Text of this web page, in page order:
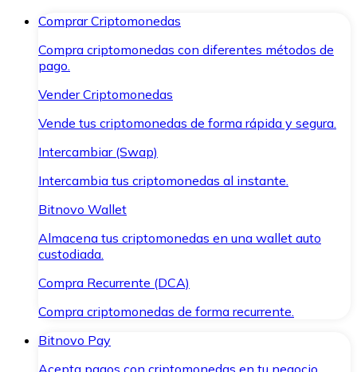
Comprar Criptomonedas
Compra criptomonedas con diferentes métodos de
pago.
Vender Criptomonedas
Vende tus criptomonedas de forma rápida y segura.
Intercambiar (Swap)
Intercambia tus criptomonedas al instante.
Bitnovo Wallet
Almacena tus criptomonedas en una wallet auto
custodiada.
Compra Recurrente (DCA)
Compra criptomonedas de forma recurrente.
Bitnovo Pay
Acepta pagos con criptomonedas en tu negocio.